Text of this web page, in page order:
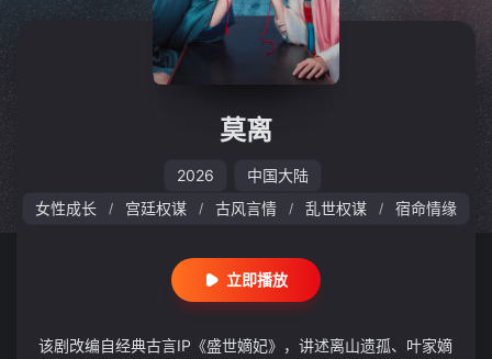
莫离
2026
中国大陆
女性成长
/ 宫廷权谋 / 古风言情 / 乱世权谋 / 宿命情缘
立即播放
该剧改编自经典古言IP《盛世嫡妃》，讲述离山遗孤、叶家嫡